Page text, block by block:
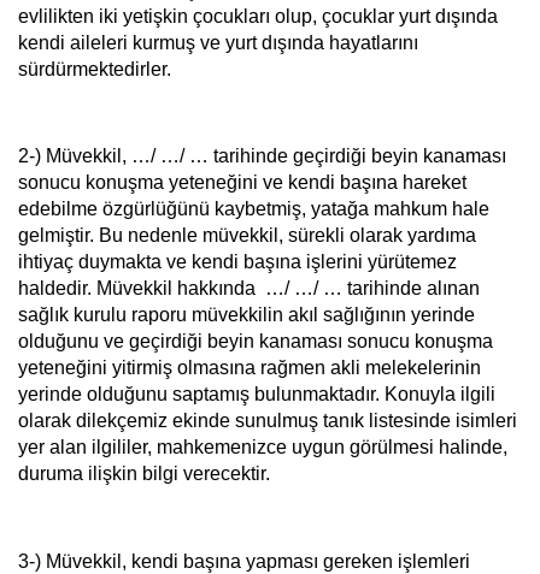
evlilikten iki yetişkin çocukları olup, çocuklar yurt dışında
kendi aileleri kurmuş ve yurt dışında hayatlarını
sürdürmektedirler.
2-) Müvekkil, …/ …/ … tarihinde geçirdiği beyin kanaması
sonucu konuşma yeteneğini ve kendi başına hareket
edebilme özgürlüğünü kaybetmiş, yatağa mahkum hale
gelmiştir. Bu nedenle müvekkil, sürekli olarak yardıma
ihtiyaç duymakta ve kendi başına işlerini yürütemez
haldedir. Müvekkil hakkında …/ …/ … tarihinde alınan
sağlık kurulu raporu müvekkilin akıl sağlığının yerinde
olduğunu ve geçirdiği beyin kanaması sonucu konuşma
yeteneğini yitirmiş olmasına rağmen akli melekelerinin
yerinde olduğunu saptamış bulunmaktadır. Konuyla ilgili
olarak dilekçemiz ekinde sunulmuş tanık listesinde isimleri
yer alan ilgililer, mahkemenizce uygun görülmesi halinde,
duruma ilişkin bilgi verecektir.
3-) Müvekkil, kendi başına yapması gereken işlemleri